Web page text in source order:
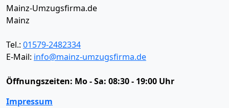
Mainz-Umzugsfirma.de
Mainz
Tel.: 01579-2482334
E-Mail: info@mainz-umzugsfirma.de
Öffnungszeiten: Mo - Sa: 08:30 - 19:00 Uhr
Impressum